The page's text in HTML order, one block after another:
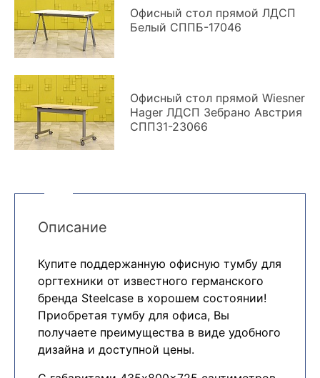
Офисный стол прямой ЛДСП
Белый СППБ-17046
Офисный стол прямой Wiesner
Hager ЛДСП Зебрано Австрия
СППЗ1-23066
Описание
Купите поддержанную офисную тумбу для
оргтехники от известного германского
бренда Steelcase в хорошем состоянии!
Приобретая тумбу для офиса, Вы
получаете преимущества в виде удобного
дизайна и доступной цены.